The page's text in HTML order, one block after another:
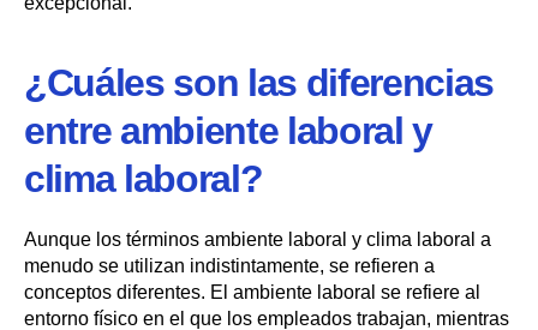
¿Cuáles son las diferencias
entre ambiente laboral y
clima laboral?
Aunque los términos ambiente laboral y clima laboral a
menudo se utilizan indistintamente, se refieren a
conceptos diferentes. El ambiente laboral se refiere al
entorno físico en el que los empleados trabajan, mientras